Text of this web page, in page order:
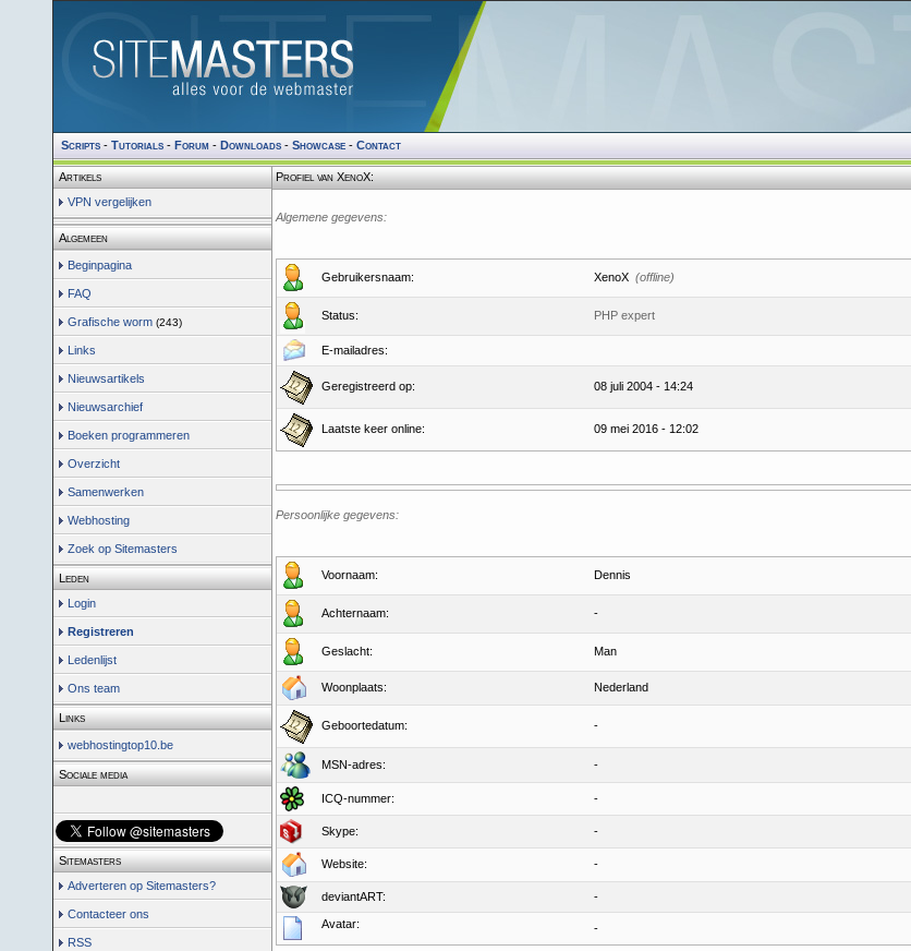
Scripts- Tutorials- Forum- Downloads- Showcase- Contact
Artikels
VPN vergelijken
Algemeen
Beginpagina
FAQ
Grafische worm (243)
Links
Nieuwsartikels
Nieuwsarchief
Boeken programmeren
Overzicht
Samenwerken
Webhosting
Zoek op Sitemasters
Leden
Login
Registreren
Ledenlijst
Ons team
Links
webhostingtop10.be
Sociale media
Sitemasters
Adverteren op Sitemasters?
Contacteer ons
RSS
Profiel van XenoX:
Algemene gegevens:
Gebruikersnaam: XenoX (offline)
Status: PHP expert
E-mailadres:
Geregistreerd op: 08 juli 2004 - 14:24
Laatste keer online: 09 mei 2016 - 12:02
Persoonlijke gegevens:
Voornaam: Dennis
Achternaam: -
Geslacht: Man
Woonplaats: Nederland
Geboortedatum: -
MSN-adres: -
ICQ-nummer: -
Skype: -
Website: -
deviantART: -
Avatar: -